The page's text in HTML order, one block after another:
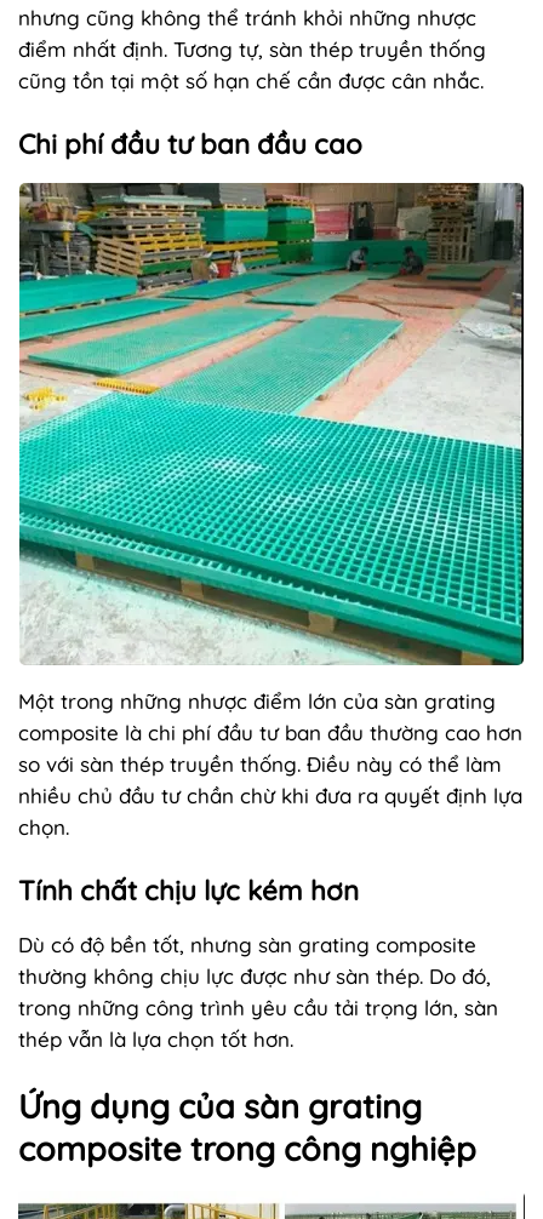
nhưng cũng không thể tránh khỏi những nhược
điểm nhất định. Tương tự, sàn thép truyền thống
cũng tồn tại một số hạn chế cần được cân nhắc.
Chi phí đầu tư ban đầu cao
Một trong những nhược điểm lớn của sàn grating
composite là chi phí đầu tư ban đầu thường cao hơn
so với sàn thép truyền thống. Điều này có thể làm
nhiều chủ đầu tư chần chừ khi đưa ra quyết định lựa
chọn.
Tính chất chịu lực kém hơn
Dù có độ bền tốt, nhưng sàn grating composite
thường không chịu lực được như sàn thép. Do đó,
trong những công trình yêu cầu tải trọng lớn, sàn
thép vẫn là lựa chọn tốt hơn.
Ứng dụng của sàn grating
composite trong công nghiệp